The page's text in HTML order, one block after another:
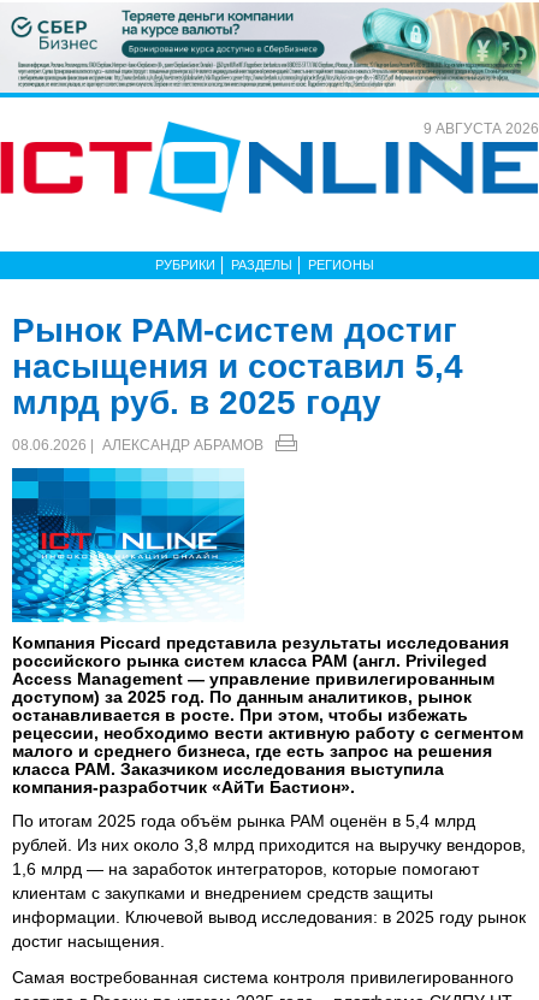
9 АВГУСТА 2026
РУБРИКИ РАЗДЕЛЫ РЕГИОНЫ
Рынок PAM-систем достиг
насыщения и составил 5,4
млрд руб. в 2025 году
08.06.2026 | АЛЕКСАНДР АБРАМОВ
Компания Piccard представила результаты исследования
российского рынка систем класса PAM (англ. Privileged
Access Management — управление привилегированным
доступом) за 2025 год. По данным аналитиков, рынок
останавливается в росте. При этом, чтобы избежать
рецессии, необходимо вести активную работу с сегментом
малого и среднего бизнеса, где есть запрос на решения
класса PAM. Заказчиком исследования выступила
компания-разработчик «АйТи Бастион».
По итогам 2025 года объём рынка PAM оценён в 5,4 млрд
рублей. Из них около 3,8 млрд приходится на выручку вендоров,
1,6 млрд — на заработок интеграторов, которые помогают
клиентам с закупками и внедрением средств защиты
информации. Ключевой вывод исследования: в 2025 году рынок
достиг насыщения.
Самая востребованная система контроля привилегированного